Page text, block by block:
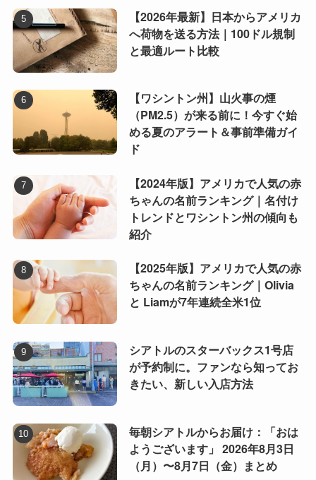
【2026年最新】日本からアメリカ
へ荷物を送る方法｜100ドル規制
と最適ルート比較
【ワシントン州】山火事の煙
（PM2.5）が来る前に！今すぐ始
める夏のアラート＆事前準備ガイ
ド
【2024年版】アメリカで人気の赤
ちゃんの名前ランキング｜名付け
トレンドとワシントン州の傾向も
紹介
【2025年版】アメリカで人気の赤
ちゃんの名前ランキング｜Olivia
と Liamが7年連続全米1位
シアトルのスターバックス1号店
が予約制に。ファンなら知ってお
きたい、新しい入店方法
毎朝シアトルからお届け：「おは
ようございます」 2026年8月3日
（月）〜8月7日（金）まとめ